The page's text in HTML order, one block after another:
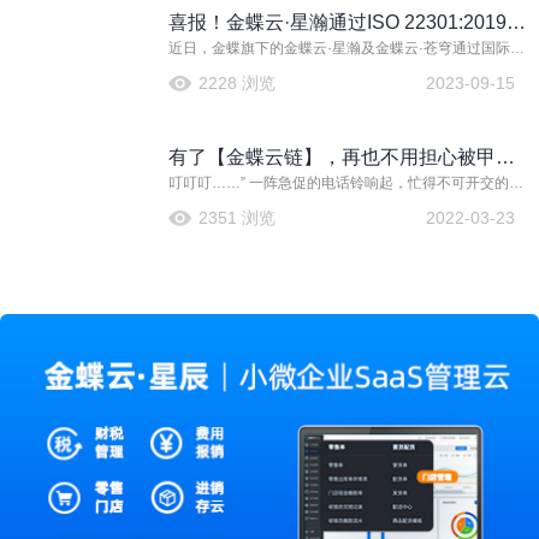
喜报！金蝶云·星瀚通过ISO 22301:2019业
务连续性管理体系认证
近日，金蝶旗下的金蝶云·星瀚及金蝶云·苍穹通过国际知
22301:2019业务连续性管理体系认证证书。本次获得该
2023-09-15
2228 浏览
有了【金蝶云链】，再也不用担心被甲方
爸爸催货了
叮叮叮……” 一阵急促的电话铃响起，忙得不可开交的小
2022-03-23
2351 浏览